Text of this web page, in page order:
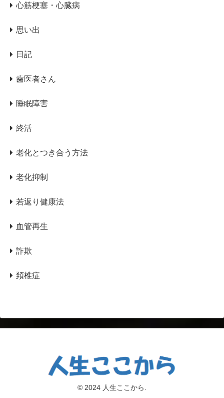
心筋梗塞・心臓病
思い出
日記
歯医者さん
睡眠障害
終活
老化とつき合う方法
老化抑制
若返り健康法
血管再生
詐欺
頚椎症
© 2024 人生ここから.